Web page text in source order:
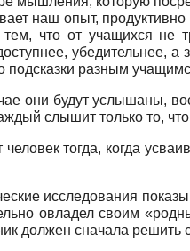
наш опыт,
тем, что от учащихся не
убедительнее,
подсказки разным
они будут услышаны,
слышит только то,
тогда, когда
исследования
овладел своим
должен сначала